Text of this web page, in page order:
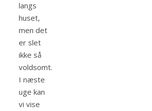
langs
huset,
men det
er slet
ikke så
voldsomt.
I næste
uge kan
vi vise